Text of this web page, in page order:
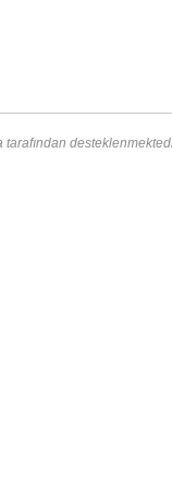
tarafından